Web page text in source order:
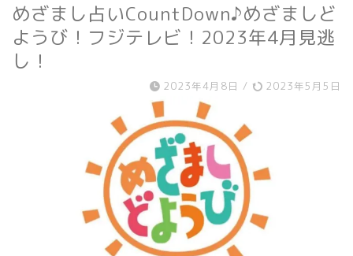
めざまし占いCountDown♪めざましど
ようび！フジテレビ！2023年4月見逃
し！
2023年4月8日 / 2023年5月5日